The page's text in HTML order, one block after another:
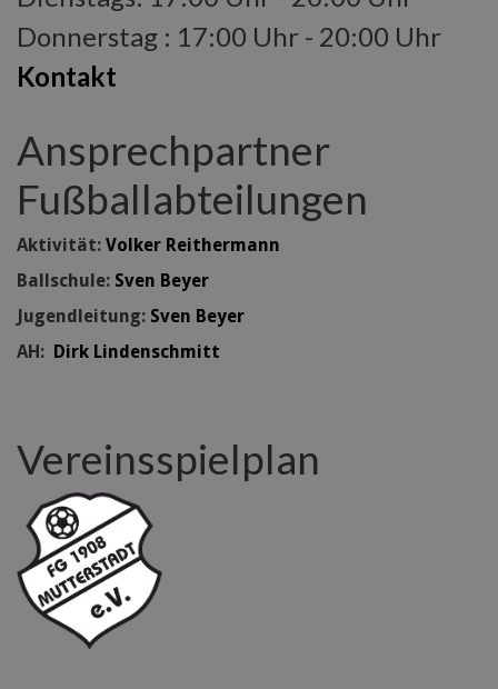
Donnerstag : 17:00 Uhr - 20:00 Uhr
Kontakt
Ansprechpartner
Fußballabteilungen
Aktivität: Volker Reithermann
Ballschule: Sven Beyer
Jugendleitung: Sven Beyer
AH: Dirk Lindenschmitt
Vereinsspielplan